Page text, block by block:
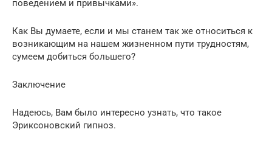
поведением и привычками».
Как Вы думаете, если и мы станем так же относиться к
возникающим на нашем жизненном пути трудностям,
сумеем добиться большего?
Заключение
Надеюсь, Вам было интересно узнать, что такое
Эриксоновский гипноз.